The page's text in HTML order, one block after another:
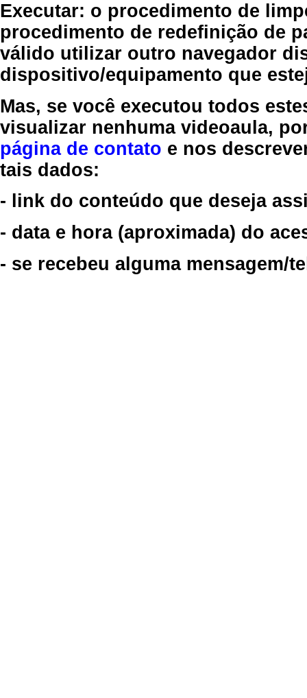
Executar: o procedimento de
procedimento de redefinição de
válido utilizar outro navegador
dispositivo/equipamento que
Mas, se você executou todos
visualizar nenhuma videoaula,
página de contato e nos
tais dados:
- link do conteúdo que deseja
- data e hora (aproximada) do
- se recebeu alguma mensagem/